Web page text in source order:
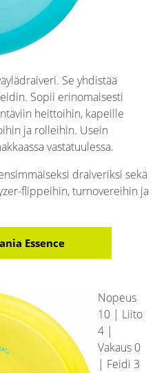
Se yhdistää
Sopii erinomaisesti
heittoihin, kapeille
ja rolleihin. Usein
vastatuulessa.
draiveriksi sekä
flippeihin, turnovereihin ja
Essence
Nopeus
10 | Liito
4 |
Vakaus 0
| Feidi 3